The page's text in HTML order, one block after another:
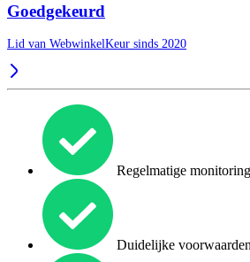
Goedgekeurd
Lid van WebwinkelKeur sinds 2020
Regelmatige monitoring
Duidelijke voorwaarden